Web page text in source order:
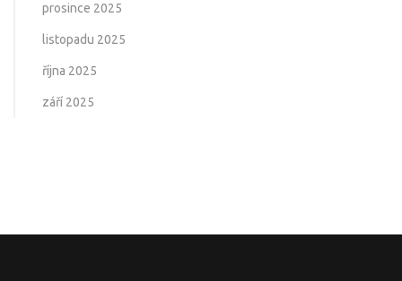
prosince 2025
listopadu 2025
října 2025
září 2025